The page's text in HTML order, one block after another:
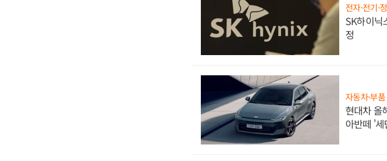
전자·전기·
SK하이닉
정
자동차·부품
현대차 올
아반떼 '